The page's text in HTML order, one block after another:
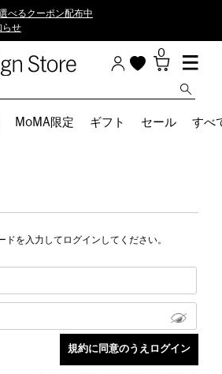
べるクーポン配布中
らせ
0
MoMA限定 ギフト セール すべ
ドを入力してログインしてください。